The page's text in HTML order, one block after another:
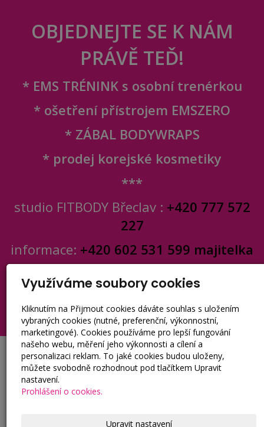
OBJEDNEJTE SE K NÁM
PRÁVĚ TEĎ!
* EMS TRÉNINK s osobní trenérkou
* ošetření přístrojem EMSZERO
* ZÁBAL BODYWRAPS
* prodej korejské kosmetiky
***
studio FITBODY Břeclav : +420 777 572
227
informace: +420 602 531 599 majitelka
pište: fit-body@seznam.cz
Využíváme soubory cookies
Kliknutím na Přijmout cookies dáváte souhlas s uložením
vybraných cookies (nutné, preferenční, výkonnostní,
marketingové). Cookies používáme pro lepší fungování
našeho webu, měření jeho výkonnosti a cílení a
personalizaci reklam. To jaké cookies budou uloženy,
můžete svobodně rozhodnout pod tlačítkem Upravit
nastavení.
Prohlášení o cookies.
Upravit nastavení